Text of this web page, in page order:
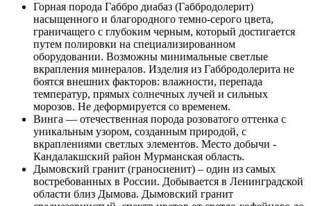
Горная порода Габбро диабаз (Габбродолерит)
насыщенного и благородного темно-серого цвета,
граничащего с глубоким черным, который достигается
путем полировки на специализированном
оборудовании. Возможны минимальные светлые
вкрапления минералов. Изделия из Габбродолерита не
боятся внешних факторов: влажности, перепада
температур, прямых солнечных лучей и сильных
морозов. Не деформируется со временем.
Винга — отечественная порода розоватого оттенка с
уникальным узором, созданным природой, с
вкраплениями светлых элементов. Место добычи -
Кандалакшский район Мурманская область.
Дымовский гранит (граносиенит) – один из самых
востребованных в России. Добывается в Ленинградской
области близ Дымова. Дымовский гранит